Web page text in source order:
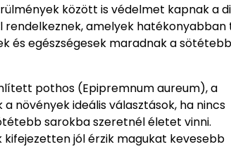
között is védelmet kapnak a
amelyek hatékonyabban
és egészségesek maradnak a sötétebb
pothos (Epipremnum aureum), a
növények ideális választások, ha nincs
sarokba szeretnél életet vinni.
jól érzik magukat kevesebb